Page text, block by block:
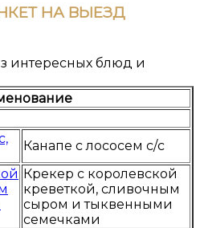
НА ВЫЕЗД
интересных блюд и
Канапе с лососем с/с
Крекер с королевской
креветкой, сливочным
сыром и тыквенными
семечками